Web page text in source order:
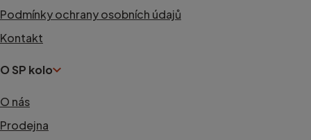
Podmínky ochrany osobních údajů
Kontakt
O SP kolo
O nás
Prodejna